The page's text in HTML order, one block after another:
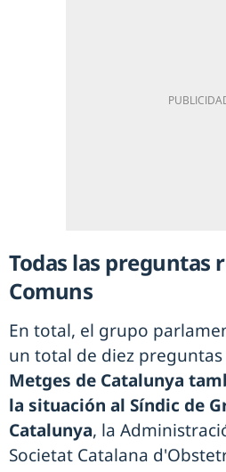
Todas las preguntas
Comuns
En total, el grupo
un total de diez preguntas
Metges de Catalunya
la situación al Síndic de
Catalunya, la
Societat Catalana